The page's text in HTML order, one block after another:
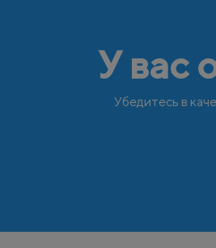
У вас
Убедитесь в